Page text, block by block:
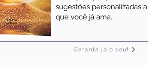
sugestões personalizadas
que você já ama.
Garanta já o seu!